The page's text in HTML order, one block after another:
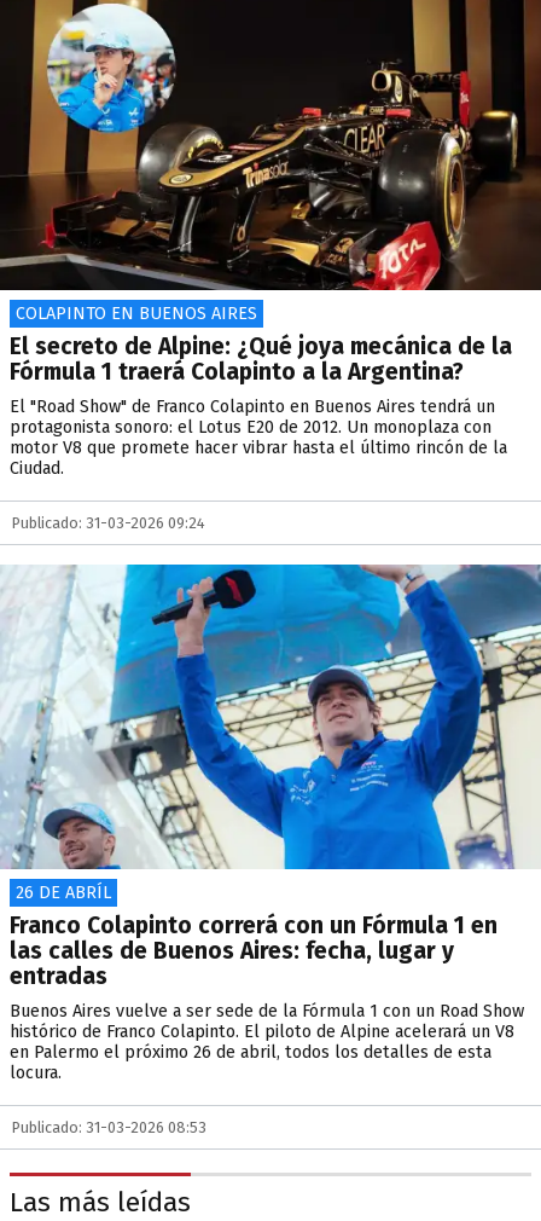
COLAPINTO EN BUENOS AIRES
El secreto de Alpine: ¿Qué joya mecánica de la
Fórmula 1 traerá Colapinto a la Argentina?
El "Road Show" de Franco Colapinto en Buenos Aires tendrá un
protagonista sonoro: el Lotus E20 de 2012. Un monoplaza con
motor V8 que promete hacer vibrar hasta el último rincón de la
Ciudad.
Publicado: 31-03-2026 09:24
26 DE ABRÍL
Franco Colapinto correrá con un Fórmula 1 en
las calles de Buenos Aires: fecha, lugar y
entradas
Buenos Aires vuelve a ser sede de la Fórmula 1 con un Road Show
histórico de Franco Colapinto. El piloto de Alpine acelerará un V8
en Palermo el próximo 26 de abril, todos los detalles de esta
locura.
Publicado: 31-03-2026 08:53
Las más leídas